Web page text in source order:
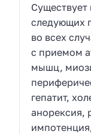
Существует
следующих
во всех
с приемом
мышц,
гепатит,
анорексия,